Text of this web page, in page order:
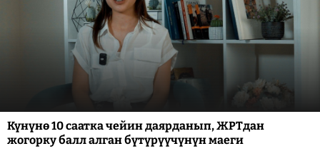
Күнүнө 10 саатка чейин даярданып, ЖРТдан
жогорку балл алган бүтүрүүчүнүн маеги